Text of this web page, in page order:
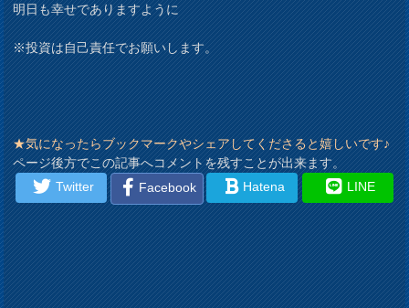
明日も幸せでありますように
※投資は自己責任でお願いします。
★気になったらブックマークやシェアしてくださると嬉しいです♪
ページ後方でこの記事へコメントを残すことが出来ます。
Twitter
Facebook Hatena LINE